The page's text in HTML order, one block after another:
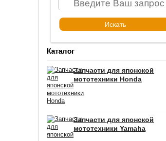
Каталог
Запчасти для японской
мототехники Honda
Запчасти для японской
мототехники Yamaha